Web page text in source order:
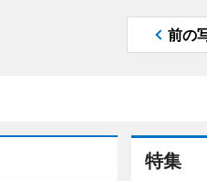
前の
特集